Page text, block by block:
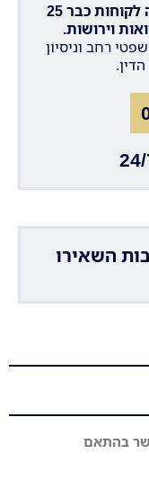
פירמת עורכי הדין רן רייכמן מלווה לקוחות כבר 25
וירושות.
רחב וניסיון
השאירו
בהתאם